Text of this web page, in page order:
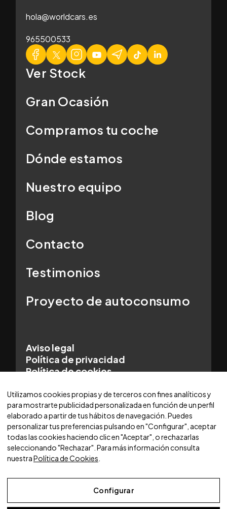
hola@worldcars.es
965500533
Ver Stock
Gran Ocasión
Compramos tu coche
Dónde estamos
Nuestro equipo
Blog
Contacto
Testimonios
Proyecto de autoconsumo
Aviso legal
Política de privacidad
Política de cookies
Utilizamos cookies propias y de terceros con fines analíticos y
para mostrarte publicidad personalizada en función de un perfil
elaborado a partir de tus hábitos de navegación. Puedes
personalizar tus preferencias pulsando en "Configurar", aceptar
todas las cookies haciendo clic en "Aceptar", o rechazarlas
seleccionando "Rechazar". Para más información consulta
nuestraPolítica de Cookies
Configurar